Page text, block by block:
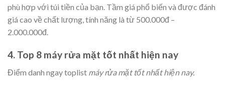
phù hợp với túi tiền của bạn. Tầm giá phổ biến và được đánh
giá cao về chất lượng, tính năng là từ 500.000đ –
2.000.000đ.
4. Top 8 máy rửa mặt tốt nhất hiện nay
Điểm danh ngay toplist máy rửa mặt tốt nhất hiện nay.